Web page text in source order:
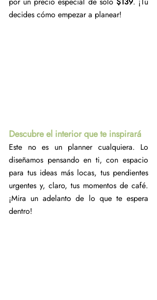
decides cómo empezar a planear!
Descubre el interior que te inspirará
Este no es un planner cualquiera. Lo
diseñamos pensando en ti, con espacio
para tus ideas más locas, tus pendientes
urgentes y, claro, tus momentos de café.
¡Mira un adelanto de lo que te espera
dentro!